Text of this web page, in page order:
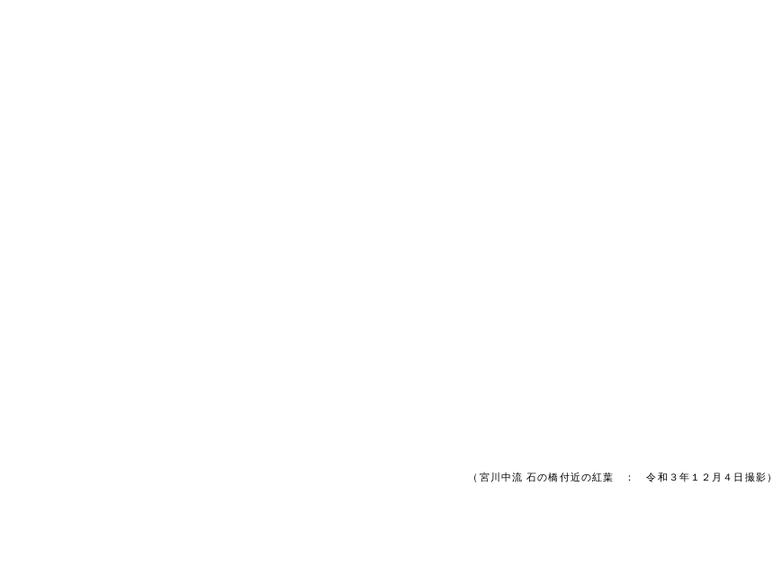
（宮川中流 石の橋付近の紅葉 ： 令和３年１２月４日撮影）